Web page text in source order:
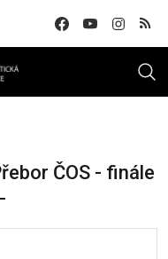
ČOS - finále